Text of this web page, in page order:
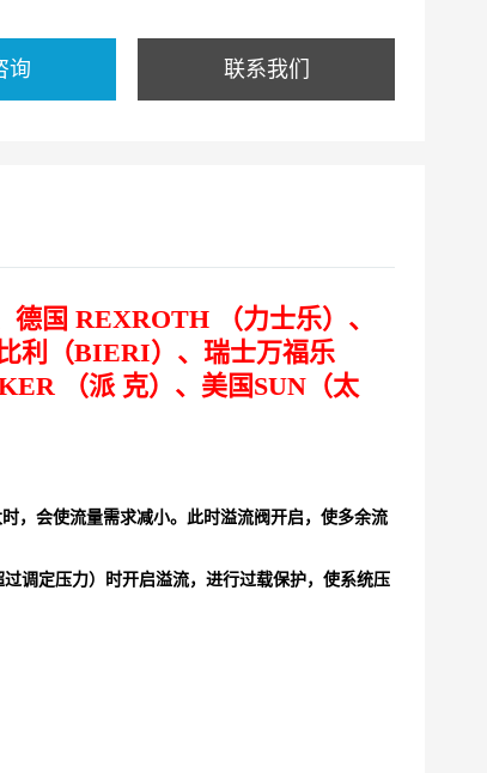
询 联系我们
国 REXROTH （力士乐）、
利（BIERI）、瑞士万福乐
（派 克）、美国SUN（太
，会使流量需求减小。此时溢流阀开启，使多余流
调定压力）时开启溢流，进行过载保护，使系统压